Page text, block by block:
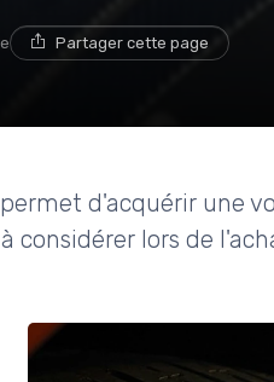
Partager cette page
d'acquérir une
considérer lors de